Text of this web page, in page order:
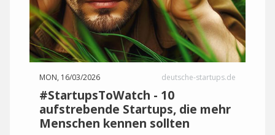
MON, 16/03/2026 deutsche-startups.de
#StartupsToWatch - 10
aufstrebende Startups, die mehr
Menschen kennen sollten